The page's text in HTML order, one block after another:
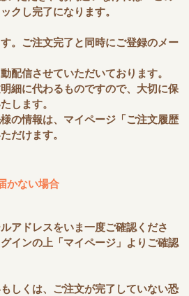
クし完了になります。
。ご注文完了と同時にご登録のメー
配信させていただいております。
細に代わるものですので、大切に保
します。
の情報は、マイページ「ご注文履歴
だけます。
かない場合
アドレスをいま一度ご確認くださ
インの上「マイページ」よりご確認
しくは、ご注文が完了していない恐